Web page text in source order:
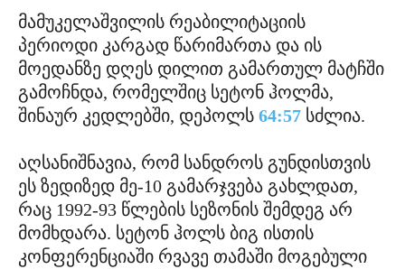
მამუკელაშვილის რეაბილიტაციის
პერიოდი კარგად წარიმართა და ის
მოედანზე დღეს დილით გამართულ მატჩში
გამოჩნდა, რომელშიც სეტონ ჰოლმა,
შინაურ კედლებში, დეპოლს 64:57 სძლია.
აღსანიშნავია, რომ სანდროს გუნდისთვის
ეს ზედიზედ მე-10 გამარჯვება გახლდათ,
რაც 1992-93 წლების სეზონის შემდეგ არ
მომხდარა. სეტონ ჰოლს ბიგ ისთის
კონფერენციაში რვავე თამაში მოგებული